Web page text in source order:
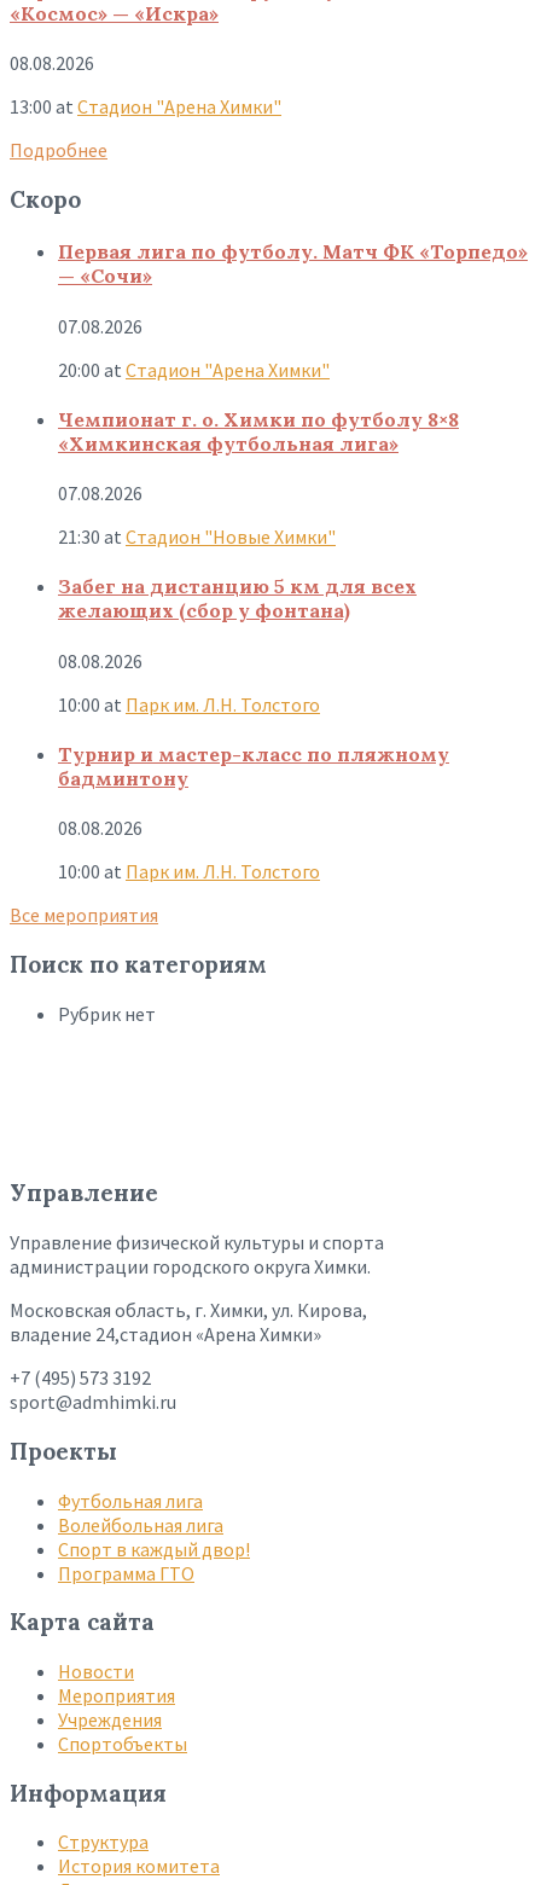
«Космос» — «Искра»
08.08.2026
13:00 at Стадион "Арена Химки"
Подробнее
Скоро
Первая лига по футболу. Матч ФК «Торпедо»
— «Сочи»
07.08.2026
20:00 at Стадион "Арена Химки"
Чемпионат г. о. Химки по футболу 8×8
«Химкинская футбольная лига»
07.08.2026
21:30 at Стадион "Новые Химки"
Забег на дистанцию 5 км для всех
желающих (сбор у фонтана)
08.08.2026
10:00 at Парк им. Л.Н. Толстого
Турнир и мастер-класс по пляжному
бадминтону
08.08.2026
10:00 at Парк им. Л.Н. Толстого
Все мероприятия
Поиск по категориям
Рубрик нет
Управление
Управление физической культуры и спорта
администрации городского округа Химки.
Московская область, г. Химки, ул. Кирова,
владение 24,стадион «Арена Химки»
+7 (495) 573 3192
sport@admhimki.ru
Проекты
Футбольная лига
Волейбольная лига
Спорт в каждый двор!
Программа ГТО
Карта сайта
Новости
Мероприятия
Учреждения
Спортобъекты
Информация
Структура
История комитета